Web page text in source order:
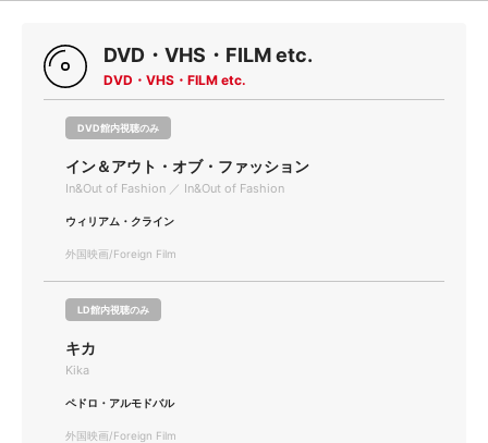
DVD・VHS・FILM etc.
DVD・VHS・FILM etc.
DVD館内視聴のみ
イン＆アウト・オブ・ファッション
In&Out of Fashion ／ In&Out of Fashion
ウィリアム・クライン
外国映画/Foreign Film
LD館内視聴のみ
キカ
Kika
ペドロ・アルモドバル
外国映画/Foreign Film